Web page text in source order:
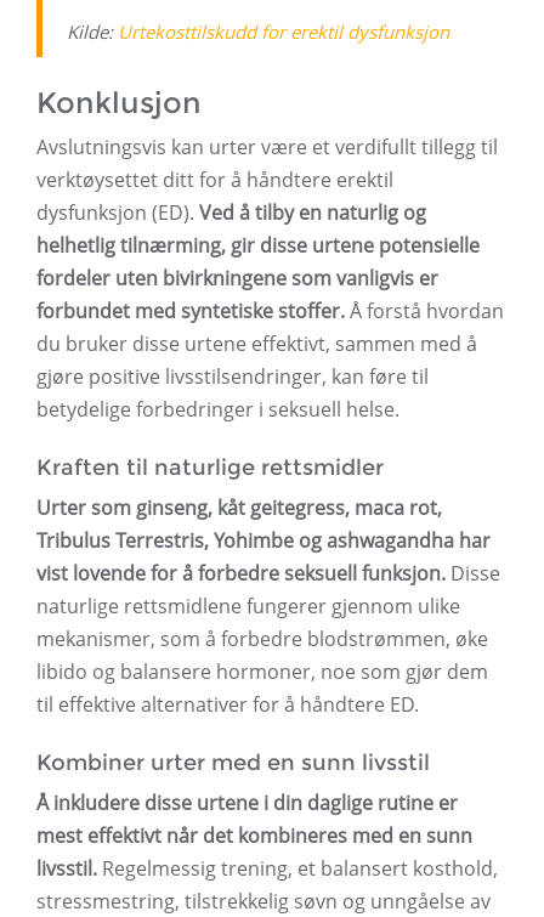
Kilde: Urtekosttilskudd for erektil dysfunksjon
Konklusjon
Avslutningsvis kan urter være et verdifullt tillegg til
verktøysettet ditt for å håndtere erektil
dysfunksjon (ED). Ved å tilby en naturlig og
helhetlig tilnærming, gir disse urtene potensielle
fordeler uten bivirkningene som vanligvis er
forbundet med syntetiske stoffer.Å forstå hvordan
du bruker disse urtene effektivt, sammen med å
gjøre positive livsstilsendringer, kan føre til
betydelige forbedringer i seksuell helse.
Kraften til naturlige rettsmidler
Urter som ginseng, kåt geitegress, maca rot,
Tribulus Terrestris, Yohimbe og ashwagandha har
vist lovende for å forbedre seksuell funksjon. Disse
naturlige rettsmidlene fungerer gjennom ulike
mekanismer, som å forbedre blodstrømmen, øke
libido og balansere hormoner, noe som gjør dem
til effektive alternativer for å håndtere ED.
Kombiner urter med en sunn livsstil
Å inkludere disse urtene i din daglige rutine er
mest effektivt når det kombineres med en sunn
livsstil. Regelmessig trening, et balansert kosthold,
stressmestring, tilstrekkelig søvn og unngåelse av